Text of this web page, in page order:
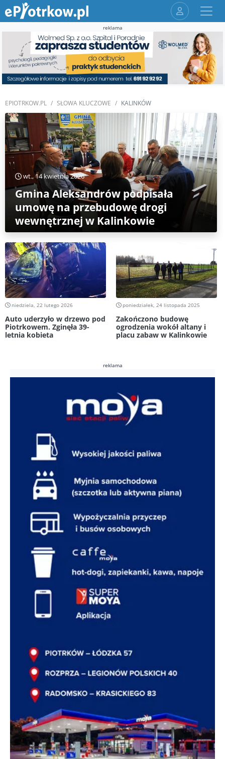
reklama
EPIOTRKOW.PL SŁOWA KLUCZOWE KALINKÓW
wt., 14 kwietnia 2026
Gmina Aleksandrów podpisała
umowę na przebudowę drogi
wewnętrznej w Kalinkowie
niedziela, 22 lutego 2026
Auto uderzyło w drzewo pod
Piotrkowem. Zginęła 39-
letnia kobieta
poniedziałek, 24 listopada 2025
Zakończono budowę
ogrodzenia wokół altany i
placu zabaw w Kalinkowie
reklama